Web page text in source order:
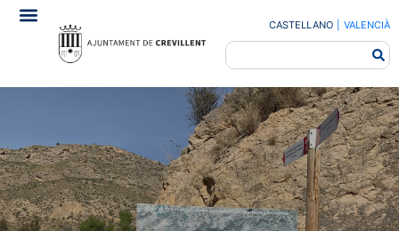
CASTELLANO VALENCIÀ